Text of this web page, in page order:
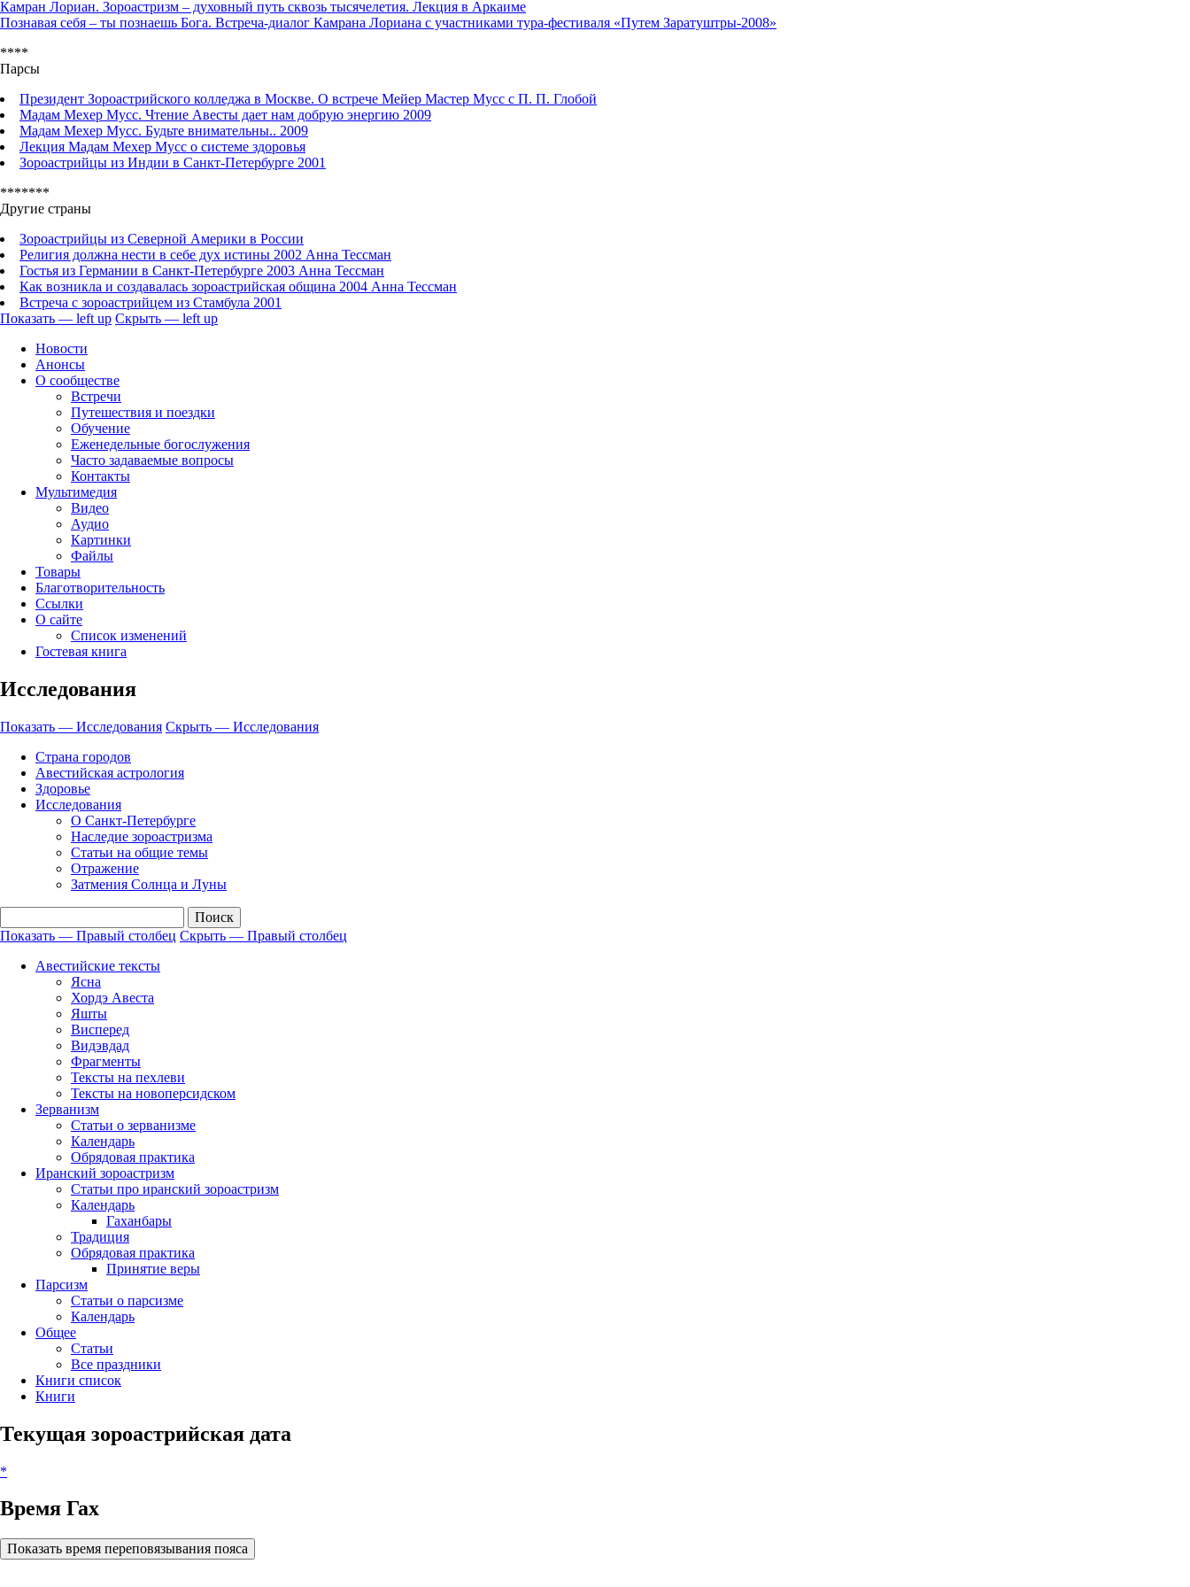
Камран Лориан. Зороастризм – духовный путь сквозь тысячелетия. Лекция в Аркаиме
Познавая себя – ты познаешь Бога. Встреча-диалог Камрана Лориана с участниками тура-фестиваля «Путем Заратуштры-2008»
****
Парсы
Президент Зороастрийского колледжа в Москве. О встрече Мейер Мастер Мусс с П. П. Глобой
Мадам Мехер Мусс. Чтение Авесты дает нам добрую энергию 2009
Мадам Мехер Мусс. Будьте внимательны.. 2009
Лекция Мадам Мехер Мусс о системе здоровья
Зороастрийцы из Индии в Санкт-Петербурге 2001
*******
Другие страны
Зороастрийцы из Северной Америки в России
Религия должна нести в себе дух истины 2002 Анна Тессман
Гостья из Германии в Санкт-Петербурге 2003 Анна Тессман
Как возникла и создавалась зороастрийская община 2004 Анна Тессман
Встреча с зороастрийцем из Стамбула 2001
up
Показать — left up Скрыть — left up
Новости
Анонсы
О сообществе
Встречи
Путешествия и поездки
Обучение
Еженедельные богослужения
Часто задаваемые вопросы
Контакты
Мультимедия
Видео
Аудио
Картинки
Файлы
Товары
Благотворительность
Ссылки
О сайте
Список изменений
Гостевая книга
Исследования
Показать — Исследования Скрыть — Исследования
Страна городов
Авестийская астрология
Здоровье
Исследования
О Санкт-Петербурге
Наследие зороастризма
Cтатьи на общие темы
Отражение
Затмения Солнца и Луны
Правый
столбец
Показать — Правый столбец Скрыть — Правый столбец
Авестийские тексты
Ясна
Хордэ Авеста
Яшты
Висперед
Видэвдад
Фрагменты
Тексты на пехлеви
Тексты на новоперсидском
Зерванизм
Статьи о зерванизме
Календарь
Обрядовая практика
Иранский зороастризм
Статьи про иранский зороастризм
Календарь
Гаханбары
Традиция
Обрядовая практика
Принятие веры
Парсизм
Статьи о парсизме
Календарь
Общее
Статьи
Все праздники
Книги список
Книги
Текущая зороастрийская дата
*
Время Гах
Показать время переповязывания пояса